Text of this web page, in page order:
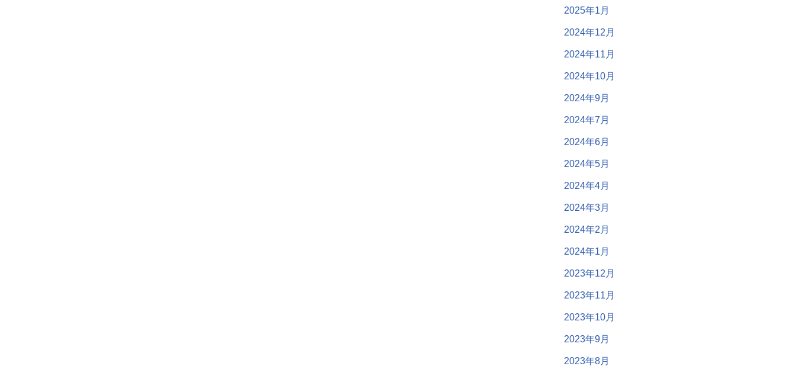
2025年1月
2024年12月
2024年11月
2024年10月
2024年9月
2024年7月
2024年6月
2024年5月
2024年4月
2024年3月
2024年2月
2024年1月
2023年12月
2023年11月
2023年10月
2023年9月
2023年8月